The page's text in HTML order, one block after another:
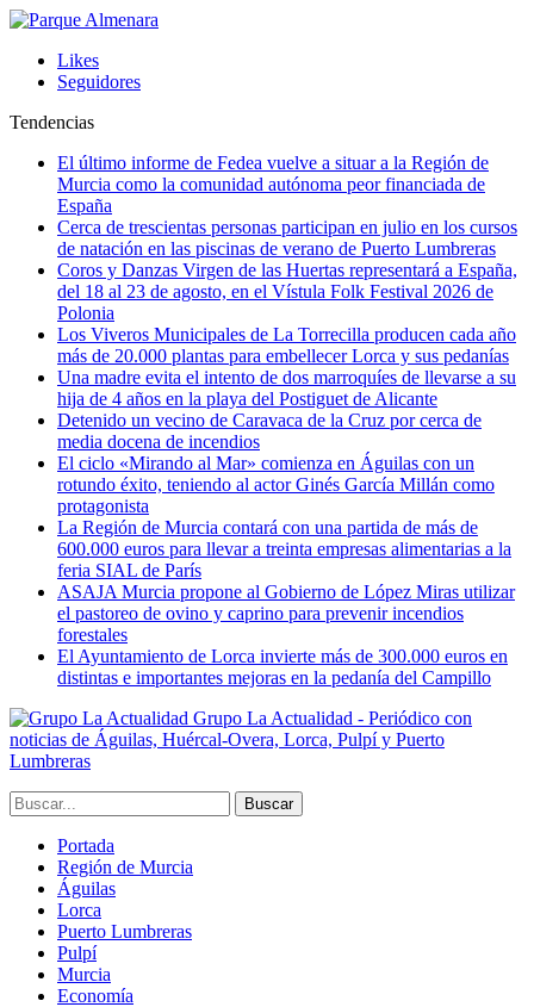
Likes
Seguidores
Tendencias
El último informe de Fedea vuelve a situar a la Región de
Murcia como la comunidad autónoma peor financiada de
España
Cerca de trescientas personas participan en julio en los cursos
de natación en las piscinas de verano de Puerto Lumbreras
Coros y Danzas Virgen de las Huertas representará a España,
del 18 al 23 de agosto, en el Vístula Folk Festival 2026 de
Polonia
Los Viveros Municipales de La Torrecilla producen cada año
más de 20.000 plantas para embellecer Lorca y sus pedanías
Una madre evita el intento de dos marroquíes de llevarse a su
hija de 4 años en la playa del Postiguet de Alicante
Detenido un vecino de Caravaca de la Cruz por cerca de
media docena de incendios
El ciclo «Mirando al Mar» comienza en Águilas con un
rotundo éxito, teniendo al actor Ginés García Millán como
protagonista
La Región de Murcia contará con una partida de más de
600.000 euros para llevar a treinta empresas alimentarias a la
feria SIAL de París
ASAJA Murcia propone al Gobierno de López Miras utilizar
el pastoreo de ovino y caprino para prevenir incendios
forestales
El Ayuntamiento de Lorca invierte más de 300.000 euros en
distintas e importantes mejoras en la pedanía del Campillo
Grupo La Actualidad - Periódico con
noticias de Águilas, Huércal-Overa, Lorca, Pulpí y Puerto
Lumbreras
Portada
Región de Murcia
Águilas
Lorca
Puerto Lumbreras
Pulpí
Murcia
Economía